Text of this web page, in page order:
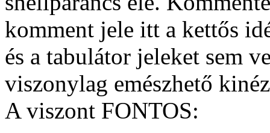
komment jele itt a kettős
és a tabulátor jeleket sem
viszonylag emészhető
A viszont FONTOS: